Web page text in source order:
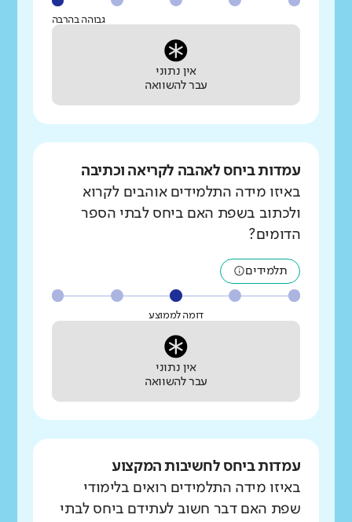
גבוהה בהרבה
אין נתוני
עבר להשוואה
עמדות ביחס לאהבה לקריאה וכתיבה
באיזו מידה התלמידים אוהבים לקרוא
ולכתוב בשפת האם ביחס לבתי הספר
הדומים?
תלמידים
דומה לממוצע
אין נתוני
עבר להשוואה
עמדות ביחס לחשיבות המקצוע
באיזו מידה התלמידים רואים בלימודי
שפת האם דבר חשוב לעתידם ביחס לבתי